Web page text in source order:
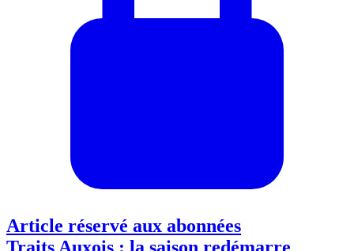
Article réservé aux abonnées
Traits Auxois : la saison redémarre